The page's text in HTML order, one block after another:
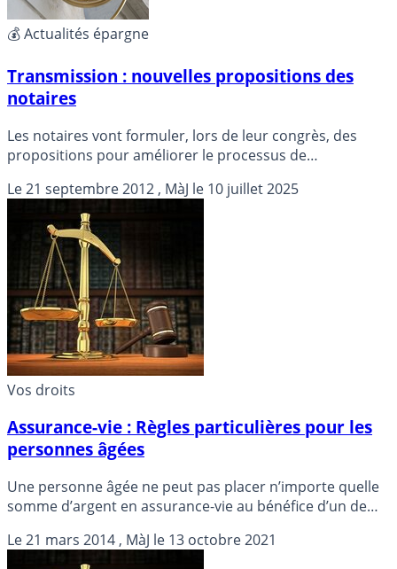
💰 Actualités épargne
Transmission : nouvelles propositions des
notaires
Les notaires vont formuler, lors de leur congrès, des
propositions pour améliorer le processus de
Le21 septembre 2012 , MàJ le 10 juillet 2025
Vos droits
Assurance-vie : Règles particulières pour les
personnes âgées
Une personne âgée ne peut pas placer n’importe quelle
somme d’argent en assurance-vie au bénéfice d’un de
Le21 mars 2014 , MàJ le 13 octobre 2021